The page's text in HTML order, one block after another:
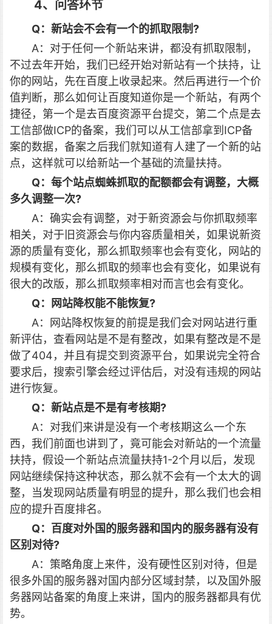
4、问答环节
Q：新站会不会有一个的抓取限制?
A：对于任何一个新站来讲，都没有抓取限制，
不过去年开始，我们已经开始对新站有一个扶持，让
你的网站，先在百度上收录起来。然后再进行一个价
值判断，那么如何让百度知道你是一个新站，有两个
捷径，第一个是去百度资源平台提交，第二个点是去
工信部做ICP的备案，我们可以从工信部拿到ICP备
案的数据，备案之后我们就知道有人建了一个新的站
点，这样就可以给新站一个基础的流量扶持。
Q：每个站点蜘蛛抓取的配额都会有调整，大概
多久调整一次?
A：确实会有调整，对于新资源会与你抓取频率
相关，对于旧资源会与你内容质量相关，如果说新资
源的质量有变化，那么抓取频率也会有变化，网站的
规模有变化，那么抓取的频率也会有变化，如果说有
很大的改版，那么抓取频率相对而言也会有变化。
Q：网站降权能不能恢复?
A：网站降权恢复的前提是我们会对网站进行重
新评估，查看网站是不是有整改，如果有整改是不是
做了404，并且有提交到资源平台，如果说完全符合
要求后，搜索引擎会经过评估后，对没有违规的网站
进行恢复。
Q：新站点是不是有考核期?
A：对我们来讲是没有一个考核期这么一个东
西，我们前面也讲到了，竟可能会对新站的一个流量
扶持，假设一个新站点流量扶持1-2个月以后，发现
网站继续保持这种状态，那么就不会有一个太大的调
整，当发现网站质量有明显的提升，那么我们也会相
应的提升百度排名。
Q：百度对外国的服务器和国内的服务器有没有
区别对待?
A：策略角度上来件，没有硬性区别对待，但是
很多外国的服务器对国内部分区域封禁，以及国外服
务器网站备案的角度上来讲，国内的服务器都具有优
势。